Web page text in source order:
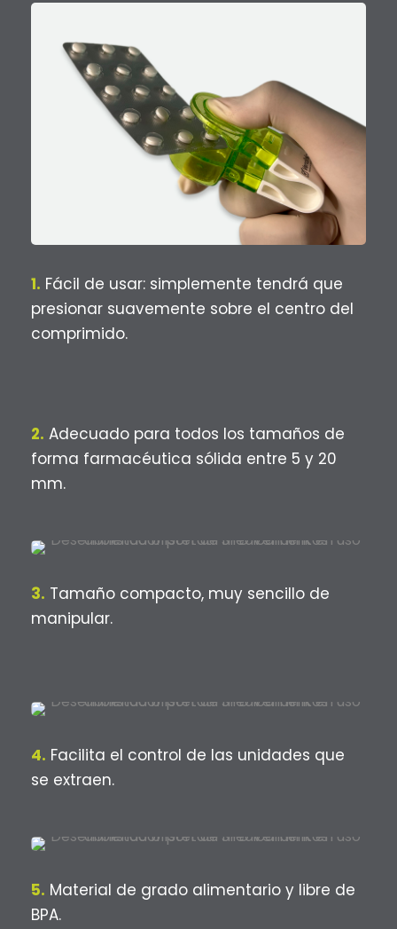
1. Fácil de usar: simplemente tendrá que
presionar suavemente sobre el centro del
comprimido.
2. Adecuado para todos los tamaños de
forma farmacéutica sólida entre 5 y 20
mm.
3. Tamaño compacto, muy sencillo de
manipular.
4. Facilita el control de las unidades que
se extraen.
5. Material de grado alimentario y libre de
BPA.